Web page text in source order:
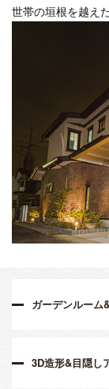
世帯の垣根を越え
ガーデンルーム
3D造形&目隠し